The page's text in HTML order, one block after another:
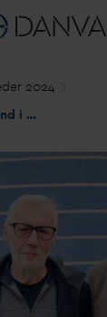
2024
aftale på landbruget